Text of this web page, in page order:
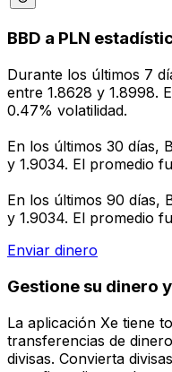
BBD a PLN
Durante los últimos 7
entre 1.8628 y 1.8998.
0.47% volatilidad.
En los últimos 30 días,
y 1.9034. El promedio
En los últimos 90 días,
y 1.9034. El promedio
Enviar dinero
Gestione su dinero
La aplicación Xe tiene
transferencias de
divisas. Convierta